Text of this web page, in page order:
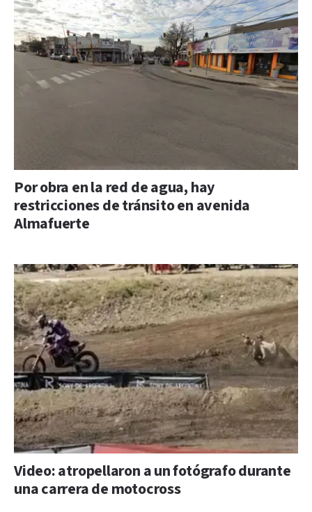
Por obra en la red de agua, hay
restricciones de tránsito en avenida
Almafuerte
Video: atropellaron a un fotógrafo durante
una carrera de motocross